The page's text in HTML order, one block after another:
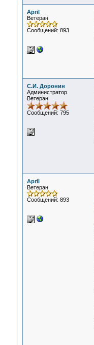
April
Ветеран
Сообщений: 893
С.И. Доронин
Администратор
Ветеран
Сообщений: 795
April
Ветеран
Сообщений: 893